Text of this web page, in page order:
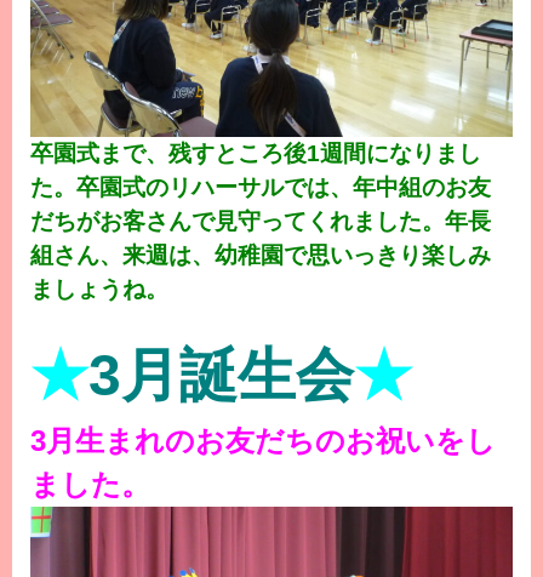
卒園式まで、残すところ後1週間になりまし
た。卒園式のリハーサルでは、年中組のお友
だちがお客さんで見守ってくれました。年長
組さん、来週は、幼稚園で思いっきり楽しみ
ましょうね。
★3月誕生会★
3月生まれのお友だちのお祝いをし
ました。